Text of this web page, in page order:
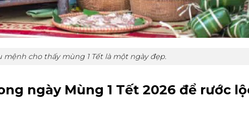
mệnh cho thấy mùng 1 Tết là một ngày đẹp.
ngày Mùng 1 Tết 2026 để rước